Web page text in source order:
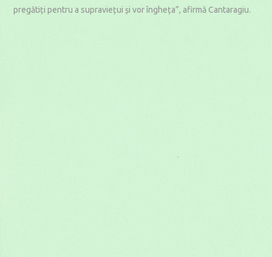
pregătiți pentru a supraviețui și vor îngheța”, afirmă Cantaragiu.